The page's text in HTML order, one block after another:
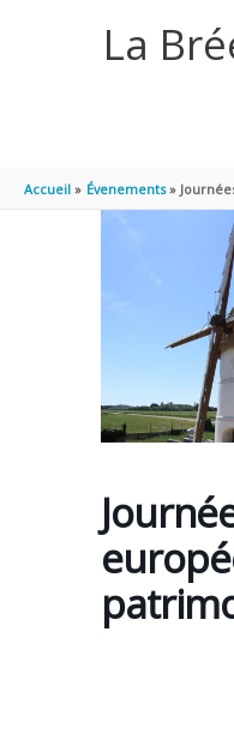
La
Accueil Évenements